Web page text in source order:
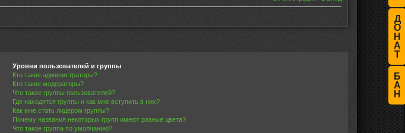
Д
О
Н
А
Т
Б
А
Н
Уровни пользователей и группы
Кто такие администраторы?
Кто такие модераторы?
Что такое группы пользователей?
Где находятся группы и как мне вступить в них?
Как мне стать лидером группы?
Почему названия некоторых групп имеют разные цвета?
Что такое группа по умолчанию?